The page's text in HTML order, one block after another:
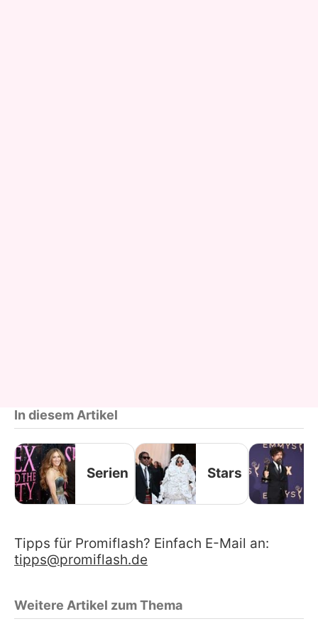
In diesem Artikel
Serien Stars
Tipps für Promiflash? Einfach E-Mail an:
tipps@promiflash.de
Weitere Artikel zum Thema